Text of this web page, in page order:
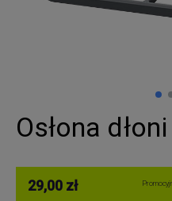
Osłona
29,00 zł